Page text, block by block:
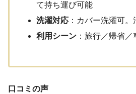
て持ち運び可能
洗濯対応 ：カバー洗濯可
利用シーン ：旅行／帰省
口コミの声